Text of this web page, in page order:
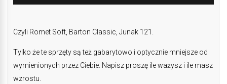
Czyli Romet Soft, Barton Classic, Junak 121.
Tylko że te sprzęty są też gabarytowo i optycznie mniejsze od
wymienionych przez Ciebie. Napisz proszę ile ważysz i ile masz
wzrostu.